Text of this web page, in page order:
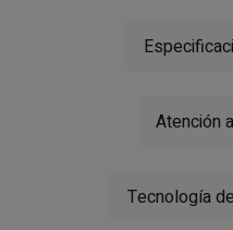
Atención
Tecnología